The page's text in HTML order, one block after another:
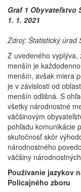
Graf 1
1. 1. 2021
Zdroj: Štatistický úrad
Z uvedeného vyplýva,
menšín je
menšín, avšak miera
je v závislosti od
menšín odlišná. S
všetky národnostné
väčšinovým
pohľadu komunikácie
skutočnosť skôr
národnostného
väčšiny
Používanie jazykov
Policajného zboru